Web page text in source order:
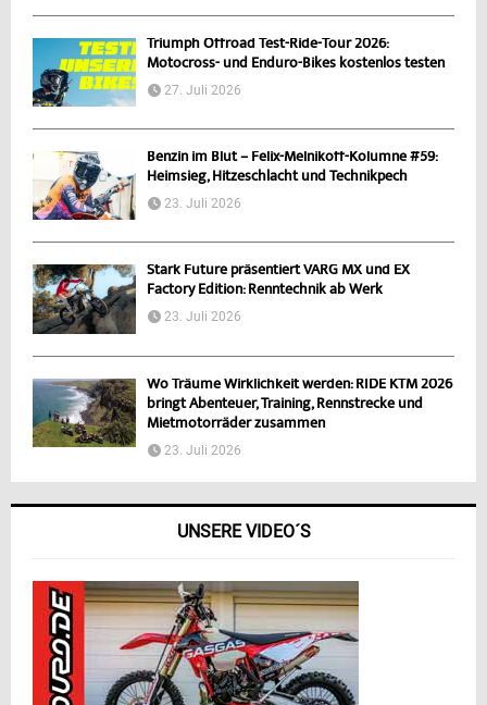
Triumph Offroad Test-Ride-Tour 2026:
Motocross- und Enduro-Bikes kostenlos testen
27. Juli 2026
Benzin im Blut – Felix-Melnikoff-Kolumne #59:
Heimsieg, Hitzeschlacht und Technikpech
23. Juli 2026
Stark Future präsentiert VARG MX und EX
Factory Edition: Renntechnik ab Werk
23. Juli 2026
Wo Träume Wirklichkeit werden: RIDE KTM 2026
bringt Abenteuer, Training, Rennstrecke und
Mietmotorräder zusammen
23. Juli 2026
UNSERE VIDEO´S